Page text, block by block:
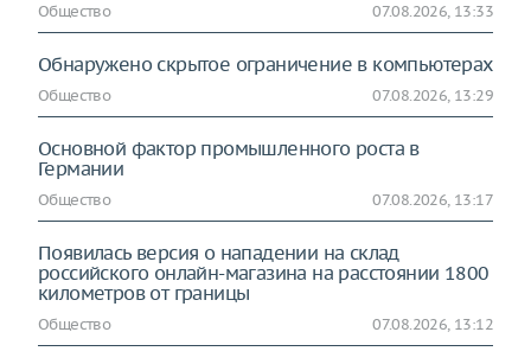
Общество 07.08.2026, 13:33
Обнаружено скрытое ограничение в компьютерах
Общество 07.08.2026, 13:29
Основной фактор промышленного роста в
Германии
Общество 07.08.2026, 13:17
Появилась версия о нападении на склад
российского онлайн-магазина на расстоянии 1800
километров от границы
Общество 07.08.2026, 13:12